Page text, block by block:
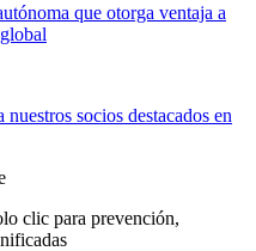
que otorga ventaja a
socios destacados en
clic para prevención,